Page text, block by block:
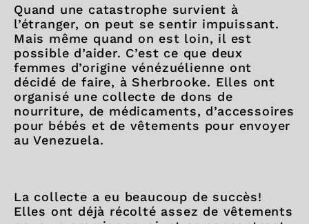
Quand une catastrophe survient à
l’étranger, on peut se sentir impuissant.
Mais même quand on est loin, il est
possible d’aider. C’est ce que deux
femmes d’origine vénézuélienne ont
décidé de faire, à Sherbrooke. Elles ont
organisé une collecte de dons de
nourriture, de médicaments, d’accessoires
pour bébés et de vêtements pour envoyer
au Venezuela.
La collecte a eu beaucoup de succès!
Elles ont déjà récolté assez de vêtements